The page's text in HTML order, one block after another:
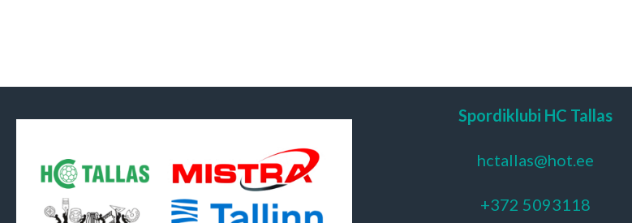
Spordiklubi HC Tallas
hctallas@hot.ee
+372 5093118